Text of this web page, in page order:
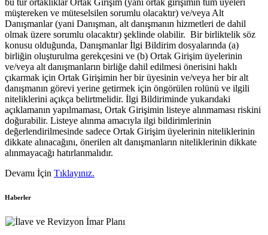
bu tür ortaklıklar Ortak Girişim (yani ortak girişimin tüm üyeleri
müştereken ve müteselsilen sorumlu olacaktır) ve/veya Alt
Danışmanlar (yani Danışman, alt danışmanın hizmetleri de dahil
olmak üzere sorumlu olacaktır) şeklinde olabilir. Bir birliktelik söz
konusu olduğunda, Danışmanlar İlgi Bildirim dosyalarında (a)
birliğin oluşturulma gerekçesini ve (b) Ortak Girişim üyelerinin
ve/veya alt danışmanların birliğe dahil edilmesi önerisini haklı
çıkarmak için Ortak Girişimin her bir üyesinin ve/veya her bir alt
danışmanın görevi yerine getirmek için öngörülen rolünü ve ilgili
niteliklerini açıkça belirtmelidir. İlgi Bildiriminde yukarıdaki
açıklamanın yapılmaması, Ortak Girişimin listeye alınmaması riskini
doğurabilir. Listeye alınma amacıyla ilgi bildirimlerinin
değerlendirilmesinde sadece Ortak Girişim üyelerinin niteliklerinin
dikkate alınacağını, önerilen alt danışmanların niteliklerinin dikkate
alınmayacağı hatırlanmalıdır.
Devamı İçin Tıklayınız.
Haberler